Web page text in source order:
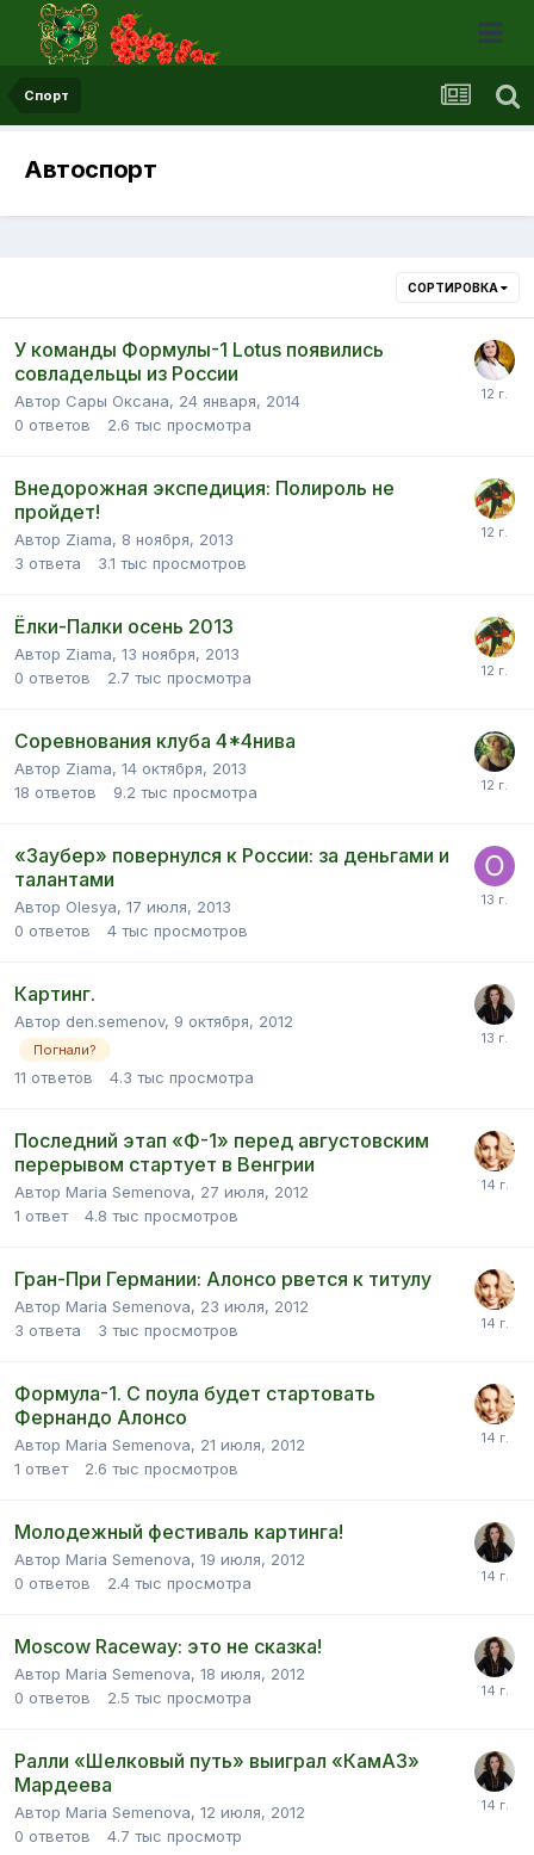
Спорт
Автоспорт
СОРТИРОВКА
У команды Формулы-1 Lotus появились
совладельцы из России
Автор Сары Оксана, 24 января, 2014
0 ответов 2.6 тыс просмотра
Внедорожная экспедиция: Полироль не
пройдет!
Автор Ziama, 8 ноября, 2013
3 ответа 3.1 тыс просмотров
Ёлки-Палки осень 2013
Автор Ziama, 13 ноября, 2013
0 ответов 2.7 тыс просмотра
Соревнования клуба 4*4нива
Автор Ziama, 14 октября, 2013
18 ответов 9.2 тыс просмотра
«Заубер» повернулся к России: за деньгами и
талантами
Автор Olesya, 17 июля, 2013
0 ответов 4 тыс просмотров
Картинг.
Автор den.semenov, 9 октября, 2012
Погнали?
11 ответов 4.3 тыс просмотра
Последний этап «Ф-1» перед августовским
перерывом стартует в Венгрии
Автор Maria Semenova, 27 июля, 2012
1 ответ 4.8 тыс просмотров
Гран-При Германии: Алонсо рвется к титулу
Автор Maria Semenova, 23 июля, 2012
3 ответа 3 тыс просмотров
Формула-1. С поула будет стартовать
Фернандо Алонсо
Автор Maria Semenova, 21 июля, 2012
1 ответ 2.6 тыс просмотров
Молодежный фестиваль картинга!
Автор Maria Semenova, 19 июля, 2012
0 ответов 2.4 тыс просмотра
Moscow Raceway: это не сказка!
Автор Maria Semenova, 18 июля, 2012
0 ответов 2.5 тыс просмотра
Ралли «Шелковый путь» выиграл «КамАЗ»
Мардеева
Автор Maria Semenova, 12 июля, 2012
0 ответов 4.7 тыс просмотр